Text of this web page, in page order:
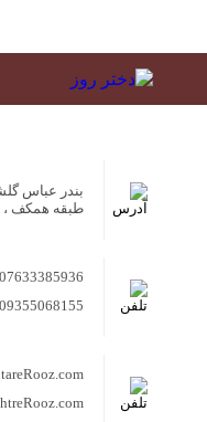
بندر عباس
طبقه همکف ،
07633385936
09355068155